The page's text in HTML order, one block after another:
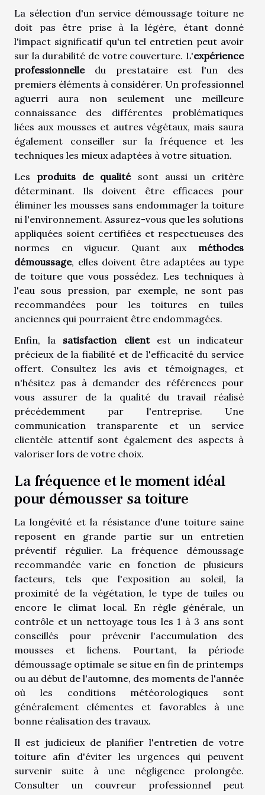
La sélection d'un service démoussage toiture ne
doit pas être prise à la légère, étant donné
l'impact significatif qu'un tel entretien peut avoir
sur la durabilité de votre couverture. L'expérience
professionnelledu prestataire est l'un des
premiers éléments à considérer. Un professionnel
aguerri aura non seulement une meilleure
connaissance des différentes problématiques
liées aux mousses et autres végétaux, mais saura
également conseiller sur la fréquence et les
techniques les mieux adaptées à votre situation.
Les produits de qualitésont aussi un critère
déterminant. Ils doivent être efficaces pour
éliminer les mousses sans endommager la toiture
ni l'environnement. Assurez-vous que les solutions
appliquées soient certifiées et respectueuses des
normes en vigueur. Quant aux méthodes
démoussage, elles doivent être adaptées au type
de toiture que vous possédez. Les techniques à
l'eau sous pression, par exemple, ne sont pas
recommandées pour les toitures en tuiles
anciennes qui pourraient être endommagées.
Enfin, la satisfaction clientest un indicateur
précieux de la fiabilité et de l'efficacité du service
offert. Consultez les avis et témoignages, et
n'hésitez pas à demander des références pour
vous assurer de la qualité du travail réalisé
précédemment par l'entreprise. Une
communication transparente et un service
clientèle attentif sont également des aspects à
valoriser lors de votre choix.
La fréquence et le moment idéal
pour démousser sa toiture
La longévité et la résistance d'une toiture saine
reposent en grande partie sur un entretien
préventif régulier. La fréquence démoussage
recommandée varie en fonction de plusieurs
facteurs, tels que l'exposition au soleil, la
proximité de la végétation, le type de tuiles ou
encore le climat local. En règle générale, un
contrôle et un nettoyage tous les 1 à 3 ans sont
conseillés pour prévenir l'accumulation des
mousses et lichens. Pourtant, la période
démoussage optimale se situe en fin de printemps
ou au début de l'automne, des moments de l'année
où les conditions météorologiques sont
généralement clémentes et favorables à une
bonne réalisation des travaux.
Il est judicieux de planifier l'entretien de votre
toiture afin d'éviter les urgences qui peuvent
survenir suite à une négligence prolongée.
Consulter un couvreur professionnel peut